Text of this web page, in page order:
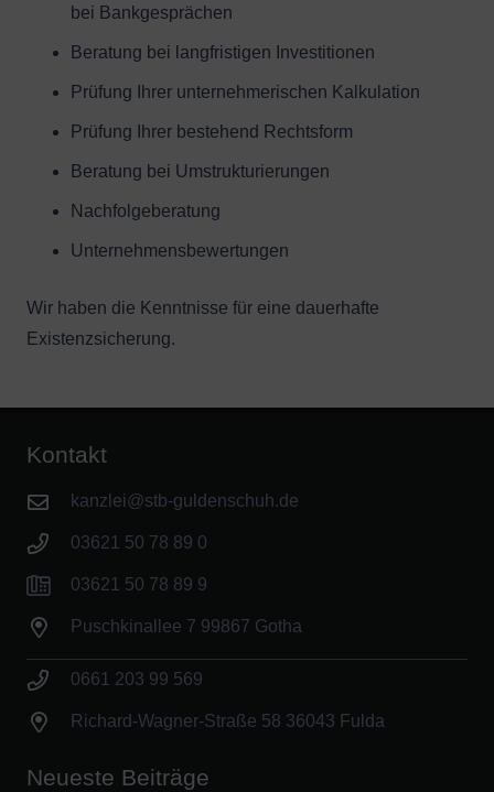
bei Bankgesprächen
Beratung bei langfristigen Investitionen
Prüfung Ihrer unternehmerischen Kalkulation
Prüfung Ihrer bestehend Rechtsform
Beratung bei Umstrukturierungen
Nachfolgeberatung
Unternehmensbewertungen
Wir haben die Kenntnisse für eine dauerhafte
Existenzsicherung.
Kontakt
kanzlei@stb-guldenschuh.de
03621 50 78 89 0
03621 50 78 89 9
Puschkinallee 7 99867 Gotha
0661 203 99 569
Richard-Wagner-Straße 58 36043 Fulda
Neueste Beiträge